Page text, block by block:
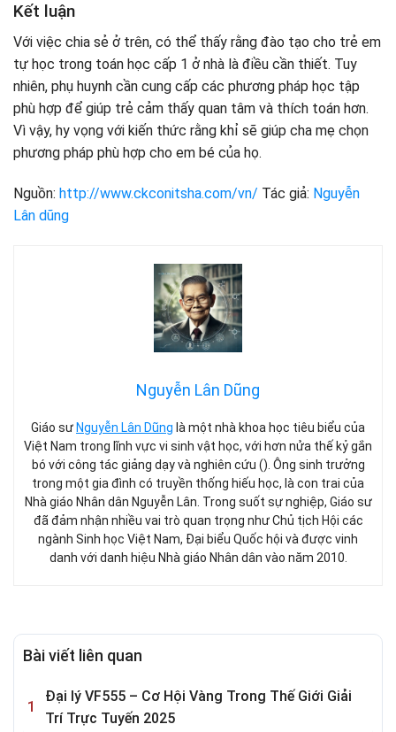
Kết luận
Với việc chia sẻ ở trên, có thể thấy rằng đào tạo cho trẻ em
tự học trong toán học cấp 1 ở nhà là điều cần thiết. Tuy
nhiên, phụ huynh cần cung cấp các phương pháp học tập
phù hợp để giúp trẻ cảm thấy quan tâm và thích toán hơn.
Vì vậy, hy vọng với kiến ​​thức rằng khỉ sẽ giúp cha mẹ chọn
phương pháp phù hợp cho em bé của họ.
Nguồn: http://www.ckconitsha.com/vn/ Tác giả: Nguyễn
Lân dũng
Nguyễn Lân Dũng
Giáo sư Nguyễn Lân Dũng là một nhà khoa học tiêu biểu của
Việt Nam trong lĩnh vực vi sinh vật học, với hơn nửa thế kỷ gắn
bó với công tác giảng dạy và nghiên cứu (). Ông sinh trưởng
trong một gia đình có truyền thống hiếu học, là con trai của
Nhà giáo Nhân dân Nguyễn Lân. Trong suốt sự nghiệp, Giáo sư
đã đảm nhận nhiều vai trò quan trọng như Chủ tịch Hội các
ngành Sinh học Việt Nam, Đại biểu Quốc hội và được vinh
danh với danh hiệu Nhà giáo Nhân dân vào năm 2010.
Bài viết liên quan
Đại lý VF555 – Cơ Hội Vàng Trong Thế Giới Giải
Trí Trực Tuyến 2025